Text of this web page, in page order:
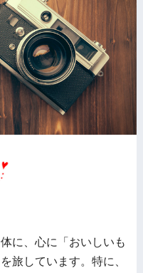
に、心に「おいしいも
旅しています。特に、